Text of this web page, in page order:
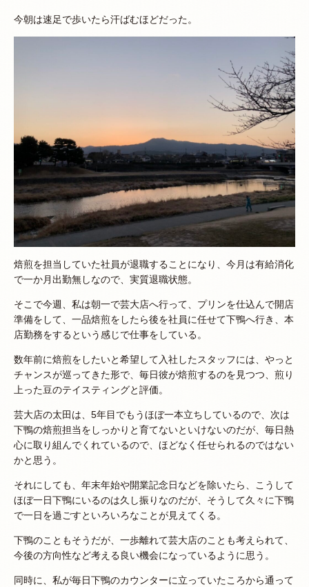
今朝は速足で歩いたら汗ばむほどだった。
焙煎を担当していた社員が退職することになり、今月は有給消化
で一か月出勤無しなので、実質退職状態。
そこで今週、私は朝一で芸大店へ行って、プリンを仕込んで開店
準備をして、一品焙煎をしたら後を社員に任せて下鴨へ行き、本
店勤務をするという感じで仕事をしている。
数年前に焙煎をしたいと希望して入社したスタッフには、やっと
チャンスが巡ってきた形で、毎日彼が焙煎するのを見つつ、煎り
上った豆のテイスティングと評価。
芸大店の太田は、5年目でもうほぼ一本立ちしているので、次は
下鴨の焙煎担当をしっかりと育てないといけないのだが、毎日熱
心に取り組んでくれているので、ほどなく任せられるのではない
かと思う。
それにしても、年末年始や開業記念日などを除いたら、こうして
ほぼ一日下鴨にいるのは久し振りなのだが、そうして久々に下鴨
で一日を過ごすといろいろなことが見えてくる。
下鴨のこともそうだが、一歩離れて芸大店のことも考えられて、
今後の方向性など考える良い機会になっているように思う。
同時に、私が毎日下鴨のカウンターに立っていたころから通って